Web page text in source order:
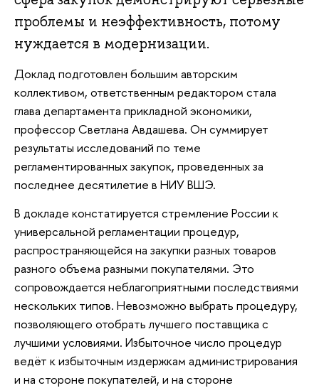
проблемы и неэффективность, потому
нуждается в модернизации.
Доклад подготовлен большим авторским
коллективом, ответственным редактором стала
глава департамента прикладной экономики,
профессор Светлана Авдашева. Он суммирует
результаты исследований по теме
регламентированных закупок, проведенных за
последнее десятилетие в НИУ ВШЭ.
В докладе констатируется стремление России к
универсальной регламентации процедур,
распространяющейся на закупки разных товаров
разного объема разными покупателями. Это
сопровождается неблагоприятными последствиями
нескольких типов. Невозможно выбрать процедуру,
позволяющего отобрать лучшего поставщика с
лучшими условиями. Избыточное число процедур
ведёт к избыточным издержкам администрирования
и на стороне покупателей, и на стороне